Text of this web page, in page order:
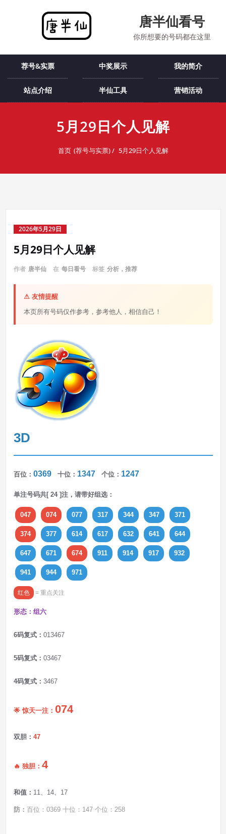
唐半仙看号
你所想要的号码都在这里
荐号&实票 中奖展示 我的简介
站点介绍 半仙工具 营销活动
5月29日个人见解
首页 5月29日个人见解
2026年5月29日
5月29日个人见解
作者 唐半仙 在 每日看号 标签 分析，推荐
⚠ 友情提醒
本页所有号码仅作参考，参考他人，相信自己！
3D
百位： 0369 十位： 1347 个位： 1247
单注号码共[ 24 ]注，请带好组选：
047 074 077 317 344 347 371
374 377 614 617 632 641 644
647 671 674 911 914 917 932
941 944 971
红色 = 重点关注
形态：组六
6码复式： 013467
5码复式： 03467
4码复式： 3467
🌟 惊天一注： 074
双胆： 47
🔥 独胆： 4
和值： 11、14、17
防： 百位：0369 十位：147 个位：258